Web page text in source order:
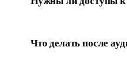
Что делать после